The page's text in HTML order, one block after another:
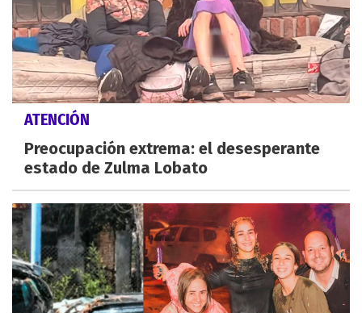
ATENCIÓN
Preocupación extrema: el desesperante
estado de Zulma Lobato